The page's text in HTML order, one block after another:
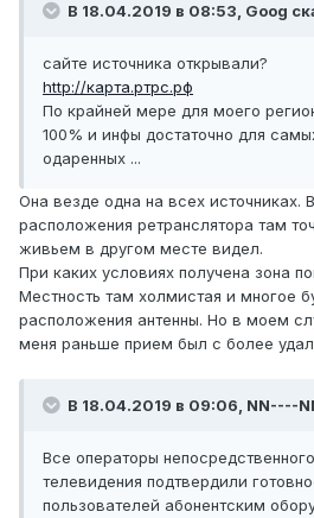
В 18.04.2019 в 08:53, Goog
сайте источника открывали?
http://карта.ртрс.рф
По крайней мере для моего
100% и инфы достаточно для
одаренных ...
Она везде одна на всех источниках.
расположения ретранслятора там
живьем в другом месте видел.
При каких условиях получена зона
Местность там холмистая и многое
расположения антенны. Но в моем
меня раньше прием был с более
В 18.04.2019 в 09:06, NN----
Все операторы
телевидения подтвердили
пользователей абонентским